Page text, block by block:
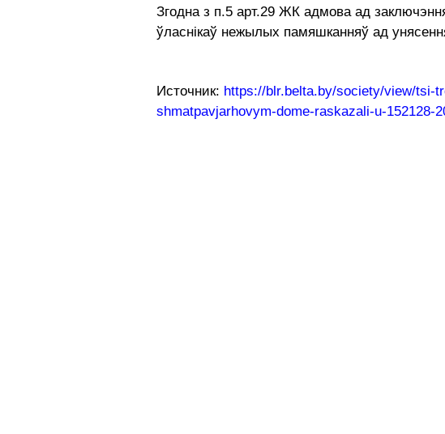
Згодна з п.5 арт.29 ЖК адмова ад
ўласнікаў нежылых памяшканняў ад
Источник: https://blr.belta.by/society/view/tsi-
shmatpavjarhovym-dome-raskazali-u-152128-